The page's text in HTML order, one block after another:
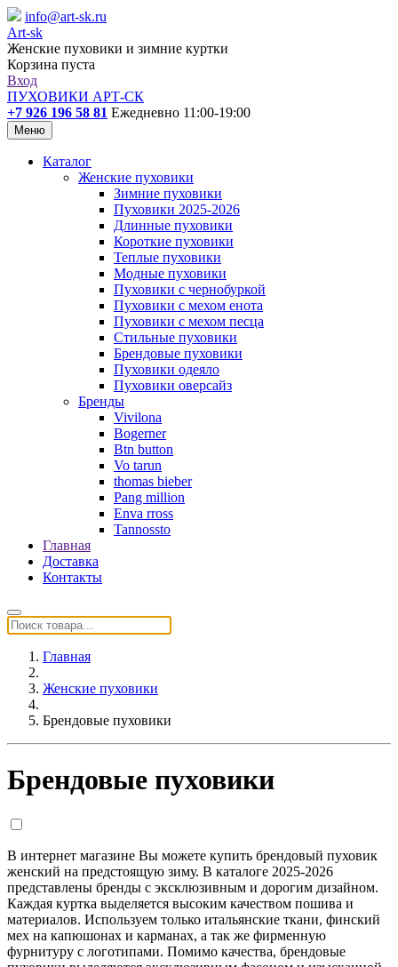
info@art-sk.ru
Art-sk
Женские пуховики и зимние куртки
Корзина пуста
Вход
ПУХОВИКИ АРТ-СК
+7 926 196 58 81 Ежедневно 11:00-19:00
Меню
Каталог
Женские пуховики
Зимние пуховики
Пуховики 2025-2026
Длинные пуховики
Короткие пуховики
Теплые пуховики
Модные пуховики
Пуховики с чернобуркой
Пуховики с мехом енота
Пуховики с мехом песца
Стильные пуховики
Брендовые пуховики
Пуховики одеяло
Пуховики оверсайз
Бренды
Vivilona
Bogerner
Btn button
Vo tarun
thomas bieber
Pang million
Enva rross
Tannossto
Главная
Доставка
Контакты
Главная
Женские пуховики
Брендовые пуховики
Брендовые пуховики
В интернет магазине Вы можете купить брендовый пуховик
женский на предстоящую зиму. В каталоге 2025-2026
представлены бренды с эксклюзивным и дорогим дизайном.
Каждая куртка выделяется высоким качеством пошива и
материалов. Используем только итальянские ткани, финский
мех на капюшонах и карманах, а так же фирменную
фурнитуру с логотипами. Помимо качества, брендовые